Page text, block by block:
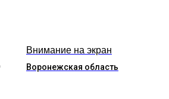
Внимание на экран
Воронежская область